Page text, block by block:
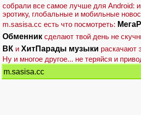
собрали все самое лучше для Android:
эротику, глобальные и мобильные
m.sasisa.cc есть что посмотреть:
Обменник сделают твой день не
ВК и ХитПарады музыки раскачают
Ну и многое другое... не теряйся и
m.sasisa.cc